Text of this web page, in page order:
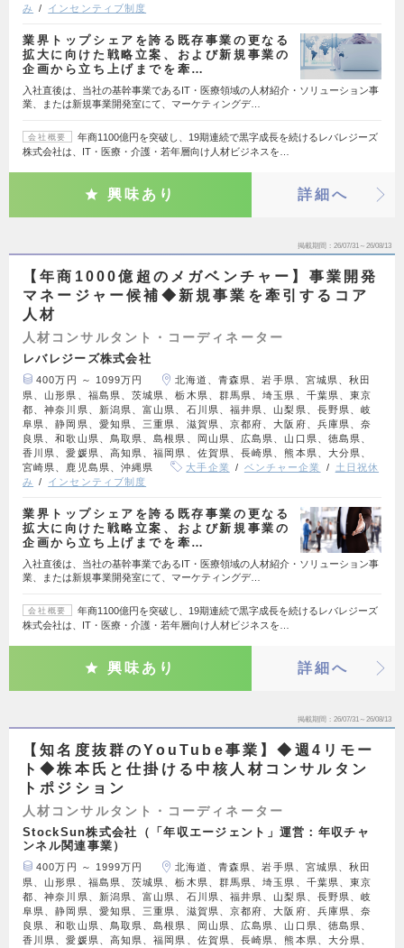
み
インセンティブ制度
業界トップシェアを誇る既存事業の更なる
拡大に向けた戦略立案、および新規事業の
企画から立ち上げまでを牽…
入社直後は、当社の基幹事業であるIT・医療領域の人材紹介・ソリューション事
業、または新規事業開発室にて、マーケティングデ…
会社概要
年商1100億円を突破し、19期連続で黒字成長を続けるレバレジーズ
株式会社は、IT・医療・介護・若年層向け人材ビジネスを…
興味あり 詳細へ
掲載期間 26/07/31～26/08/13
【年商1000億超のメガベンチャー】事業開発
マネージャー候補◆新規事業を牽引するコア
人材
人材コンサルタント・コーディネーター
レバレジーズ株式会社
400万円 ～ 1099万円
北海道、青森県、岩手県、宮城県、秋田
県、山形県、福島県、茨城県、栃木県、群馬県、埼玉県、千葉県、東京
都、神奈川県、新潟県、富山県、石川県、福井県、山梨県、長野県、岐
阜県、静岡県、愛知県、三重県、滋賀県、京都府、大阪府、兵庫県、奈
良県、和歌山県、鳥取県、島根県、岡山県、広島県、山口県、徳島県、
香川県、愛媛県、高知県、福岡県、佐賀県、長崎県、熊本県、大分県、
宮崎県、鹿児島県、沖縄県
大手企業 ベンチャー企業
土日祝休
み
インセンティブ制度
業界トップシェアを誇る既存事業の更なる
拡大に向けた戦略立案、および新規事業の
企画から立ち上げまでを牽…
入社直後は、当社の基幹事業であるIT・医療領域の人材紹介・ソリューション事
業、または新規事業開発室にて、マーケティングデ…
会社概要
年商1100億円を突破し、19期連続で黒字成長を続けるレバレジーズ
株式会社は、IT・医療・介護・若年層向け人材ビジネスを…
興味あり 詳細へ
掲載期間 26/07/31～26/08/13
【知名度抜群のYouTube事業】◆週4リモー
ト◆株本氏と仕掛ける中核人材コンサルタン
トポジション
人材コンサルタント・コーディネーター
StockSun株式会社（「年収エージェント」運営：年収チャ
ンネル関連事業）
400万円 ～ 1999万円
北海道、青森県、岩手県、宮城県、秋田
県、山形県、福島県、茨城県、栃木県、群馬県、埼玉県、千葉県、東京
都、神奈川県、新潟県、富山県、石川県、福井県、山梨県、長野県、岐
阜県、静岡県、愛知県、三重県、滋賀県、京都府、大阪府、兵庫県、奈
良県、和歌山県、鳥取県、島根県、岡山県、広島県、山口県、徳島県、
香川県、愛媛県、高知県、福岡県、佐賀県、長崎県、熊本県、大分県、